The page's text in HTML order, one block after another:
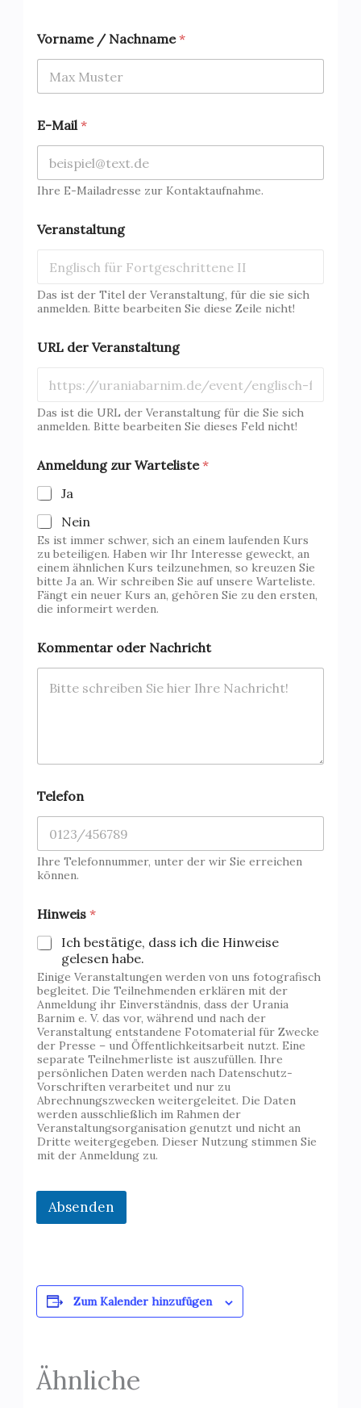
Vorname / Nachname*
E-Mail*
Ihre E-Mailadresse zur Kontaktaufnahme.
Veranstaltung
Das ist der Titel der Veranstaltung, für die sie sich
anmelden. Bitte bearbeiten Sie diese Zeile nicht!
URL der Veranstaltung
Das ist die URL der Veranstaltung für die Sie sich
anmelden. Bitte bearbeiten Sie dieses Feld nicht!
Anmeldung zur Warteliste*
Ja
Nein
Es ist immer schwer, sich an einem laufenden Kurs
zu beteiligen. Haben wir Ihr Interesse geweckt, an
einem ähnlichen Kurs teilzunehmen, so kreuzen Sie
bitte Ja an. Wir schreiben Sie auf unsere Warteliste.
Fängt ein neuer Kurs an, gehören Sie zu den ersten,
die informeirt werden.
Kommentar oder Nachricht
o
m
e
n
t
r
V
e
r
n
s
t
a
l
t
u
n
g
E
-
M
Telefon
Ihre Telefonnummer, unter der wir Sie erreichen
können.
Hinweis *
Ich bestätige, dass ich die Hinweise
gelesen habe.
Einige Veranstaltungen werden von uns fotografisch
begleitet. Die Teilnehmenden erklären mit der
Anmeldung ihr Einverständnis, dass der Urania
Barnim e. V. das vor, während und nach der
Veranstaltung entstandene Fotomaterial für Zwecke
der Presse – und Öffentlichkeitsarbeit nutzt. Eine
separate Teilnehmerliste ist auszufüllen. Ihre
persönlichen Daten werden nach Datenschutz-
Vorschriften verarbeitet und nur zu
Abrechnungszwecken weitergeleitet. Die Daten
werden ausschließlich im Rahmen der
Veranstaltungsorganisation genutzt und nicht an
Dritte weitergegeben. Dieser Nutzung stimmen Sie
mit der Anmeldung zu.
Absenden
Zum Kalender hinzufügen
Ähnliche